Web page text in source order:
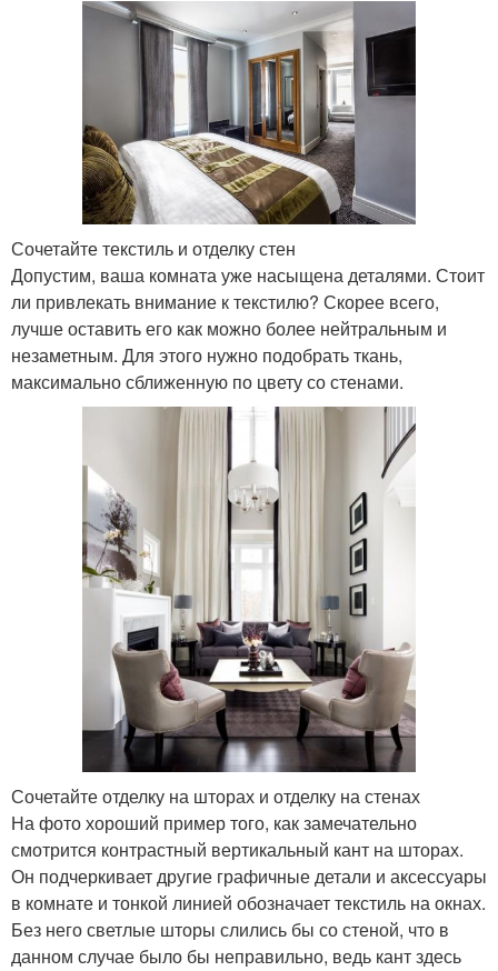
Сочетайте текстиль и отделку стен
Допустим, ваша комната уже насыщена деталями. Стоит
ли привлекать внимание к текстилю? Скорее всего,
лучше оставить его как можно более нейтральным и
незаметным. Для этого нужно подобрать ткань,
максимально сближенную по цвету со стенами.
Сочетайте отделку на шторах и отделку на стенах
На фото хороший пример того, как замечательно
смотрится контрастный вертикальный кант на шторах.
Он подчеркивает другие графичные детали и аксессуары
в комнате и тонкой линией обозначает текстиль на окнах.
Без него светлые шторы слились бы со стеной, что в
данном случае было бы неправильно, ведь кант здесь